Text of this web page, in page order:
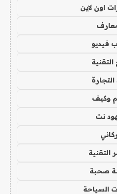
اون لاين
فيديو
التجارة
وكيف
نت
التقنية
صحبة
السياحة